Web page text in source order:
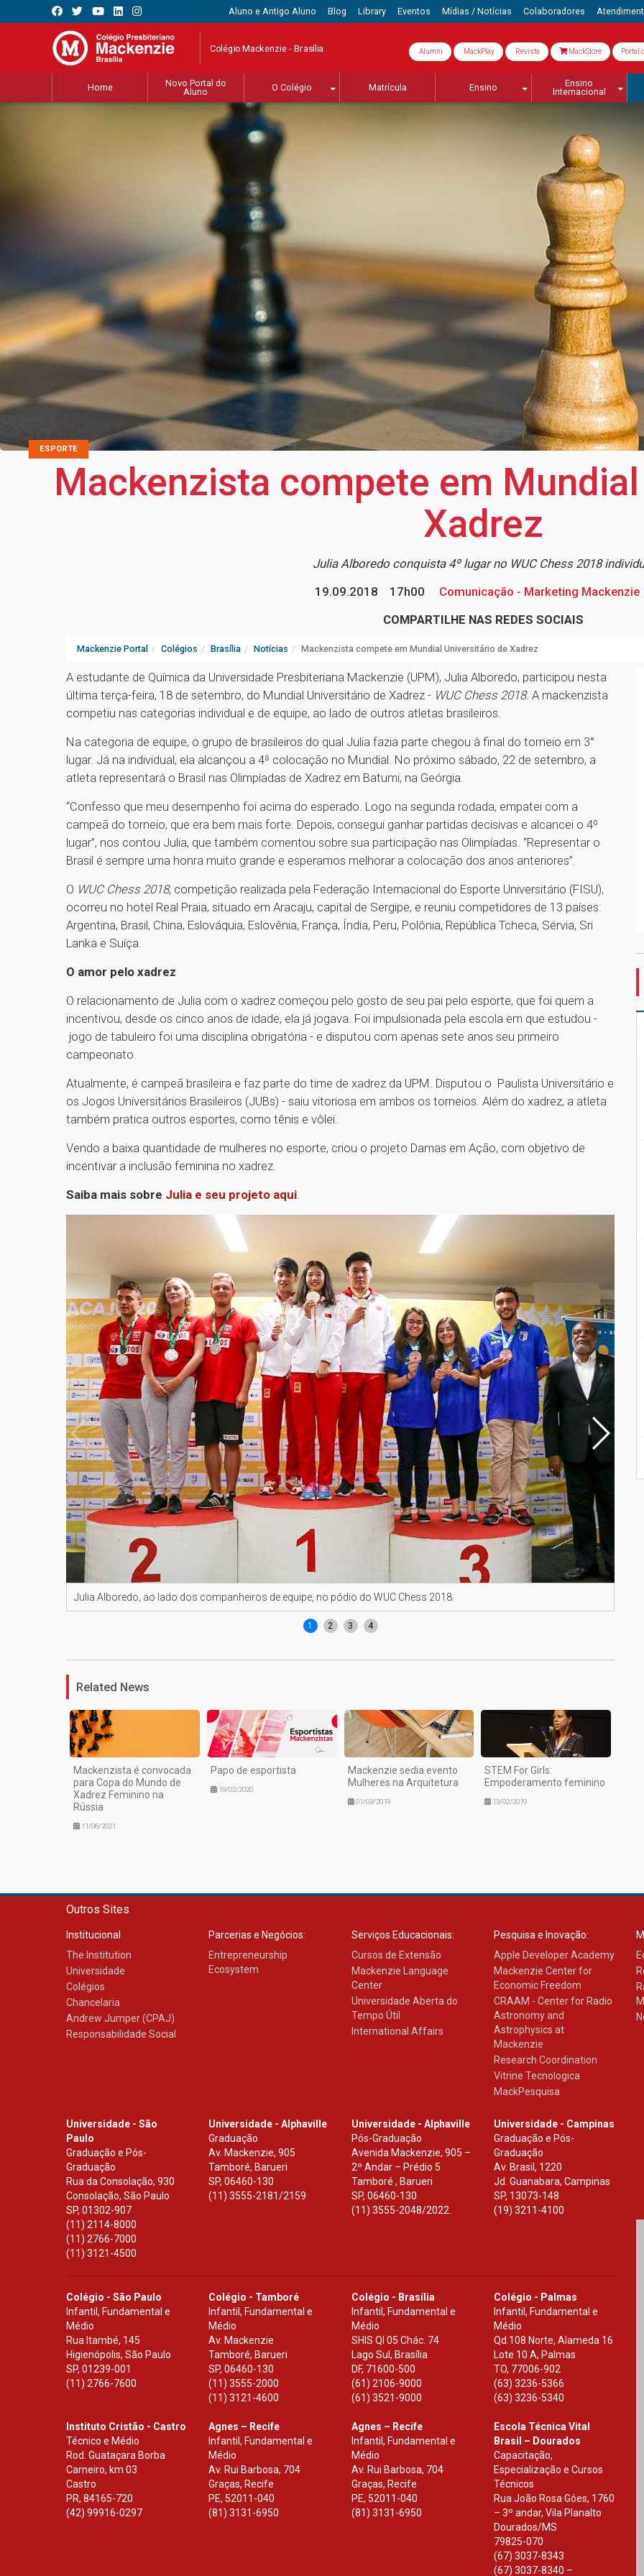
Aluno e Antigo Aluno Blog Library Eventos Mídias / Notícias Colaboradores
Colégio Mackenzie - Brasília Alumni MackPlay Revista MackStore Portal
Home
Novo Portal do
Aluno
O Colégio Matrícula Ensino
Ensino
Internacional
ESPORTE
Mackenzista compete em
Xadrez
Julia Alboredo conquista 4º lugar no WUC Chess 2018
19.09.2018
17h00
Comunicação - Marketing Mackenzie
COMPARTILHE NAS REDES SOCIAIS
Mackenzie Portal Colégios Brasília Notícias Mackenzista compete em Mundial Universitário de Xadrez
A estudante de Química da Universidade Presbiteriana Mackenzie (UPM), Julia Alboredo, participou nesta
última terça-feira, 18 de setembro, do Mundial Universitário de Xadrez - WUC Chess 2018. A mackenzista
competiu nas categorias individual e de equipe, ao lado de outros atletas brasileiros.
Na categoria de equipe, o grupo de brasileiros do qual Julia fazia parte chegou à final do torneio em 3°
lugar. Já na individual, ela alcançou a 4ª colocação no Mundial. No próximo sábado, 22 de setembro, a
atleta representará o Brasil nas Olimpíadas de Xadrez em Batumi, na Geórgia.
“Confesso que meu desempenho foi acima do esperado. Logo na segunda rodada, empatei com a
campeã do torneio, que era bem mais forte. Depois, consegui ganhar partidas decisivas e alcancei o 4º
lugar”, nos contou Julia, que também comentou sobre sua participação nas Olimpíadas. “Representar o
Brasil é sempre uma honra muito grande e esperamos melhorar a colocação dos anos anteriores”.
O WUC Chess 2018, competição realizada pela Federação Internacional do Esporte Universitário (FISU),
ocorreu no hotel Real Praia, situado em Aracaju, capital de Sergipe, e reuniu competidores de 13 países:
Argentina, Brasil, China, Eslováquia, Eslovênia, França, Índia, Peru, Polônia, República Tcheca, Sérvia, Sri
Lanka e Suíça.
O amor pelo xadrez
O relacionamento de Julia com o xadrez começou pelo gosto de seu pai pelo esporte, que foi quem a
incentivou, desde os cinco anos de idade, ela já jogava. Foi impulsionada pela escola em que estudou -
jogo de tabuleiro foi uma disciplina obrigatória - e disputou com apenas sete anos seu primeiro
campeonato.
Atualmente, é campeã brasileira e faz parte do time de xadrez da UPM. Disputou o Paulista Universitário e
os Jogos Universitários Brasileiros (JUBs) - saiu vitoriosa em ambos os torneios. Além do xadrez, a atleta
também pratica outros esportes, como tênis e vôlei.
Vendo a baixa quantidade de mulheres no esporte, criou o projeto Damas em Ação, com objetivo de
incentivar a inclusão feminina no xadrez.
Saiba mais sobre Julia e seu projeto aqui.
Julia Alboredo, ao lado dos companheiros de equipe, no pódio do WUC Chess 2018.
1 2 3 4
Related News
Mackenzista é convocada
para Copa do Mundo de
Xadrez Feminino na
Rússia
11/06/2021
Papo de esportista
19/02/2020
Mackenzie sedia evento
Mulheres na Arquitetura
01/03/2019
STEM For Girls:
Empoderamento feminino
13/02/2019
Outros Sites
Institucional
The Institution
Universidade
Colégios
Chancelaria
Andrew Jumper (CPAJ)
Responsabilidade Social
Parcerias e Negócios:
Entrepreneurship
Ecosystem
Serviços Educacionais:
Cursos de Extensão
Mackenzie Language
Center
Universidade Aberta do
Tempo Útil
International Affairs
Pesquisa e Inovação:
Apple Developer Academy
Mackenzie Center for
Economic Freedom
CRAAM - Center for Radio
Astronomy and
Astrophysics at
Mackenzie
Research Coordination
Vitrine Tecnologica
MackPesquisa
Universidade - São
Paulo
Graduação e Pós-
Graduação
Rua da Consolação, 930
Consolação, São Paulo
SP, 01302-907
(11) 2114-8000
(11) 2766-7000
(11) 3121-4500
Universidade - Alphaville
Graduação
Av. Mackenzie, 905
Tamboré, Barueri
SP,06460-130
(11) 3555-2181/2159
Universidade - Alphaville
Pós-Graduação
Avenida Mackenzie, 905 –
2º Andar – Prédio 5
Tamboré , Barueri
SP, 06460-130
(11) 3555-2048/2022.
Universidade - Campinas
Graduação e Pós-
Graduação
Av. Brasil, 1220
Jd. Guanabara, Campinas
SP, 13073-148
(19) 3211-4100
Colégio - São Paulo
Infantil, Fundamental e
Médio
Rua Itambé, 145
Higienópolis, São Paulo
SP, 01239-001
(11) 2766-7600
Colégio - Tamboré
Infantil, Fundamental e
Médio
Av. Mackenzie
Tamboré, Barueri
SP,06460-130
(11) 3555-2000
(11) 3121-4600
Colégio - Brasília
Infantil, Fundamental e
Médio
SHIS Ql 05 Chác. 74
Lago Sul, Brasília
DF, 71600-500
(61) 2106-9000
(61) 3521-9000
Colégio - Palmas
Infantil, Fundamental e
Médio
Qd.108 Norte, Alameda 16
Lote 10 A, Palmas
TO, 77006-902
(63) 3236-5366
(63) 3236-5340
Instituto Cristão - Castro
Técnico e Médio
Rod. Guataçara Borba
Carneiro, km 03
Castro
PR, 84165-720
(42) 99916-0297
Agnes – Recife
Infantil, Fundamental e
Médio
Av. Rui Barbosa, 704
Graças, Recife
PE, 52011-040
(81) 3131-6950
Agnes – Recife
Infantil, Fundamental e
Médio
Av. Rui Barbosa, 704
Graças, Recife
PE, 52011-040
(81) 3131-6950
Escola Técnica Vital
Brasil – Dourados
Capacitação,
Especialização e Cursos
Técnicos
Rua João Rosa Góes, 1760
– 3º andar, Vila Planalto
Dourados/MS
79825-070
(67) 3037-8343
(67) 3037-8340 –